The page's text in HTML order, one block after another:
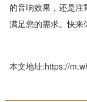
的音响效果，还是
满足您的需求。快来
本文地址:https://